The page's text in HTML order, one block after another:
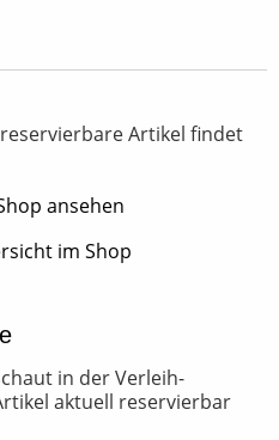
Artikel findet
ansehen
im Shop
in der Verleih-
aktuell reservierbar